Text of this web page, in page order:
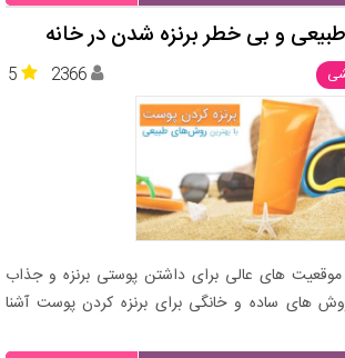
و بی خطر برنزه شدن در خانه
5 2366
های عالی برای داشتن پوستی برنزه و جذاب
های ساده و خانگی برای برنزه کردن پوست آشنا